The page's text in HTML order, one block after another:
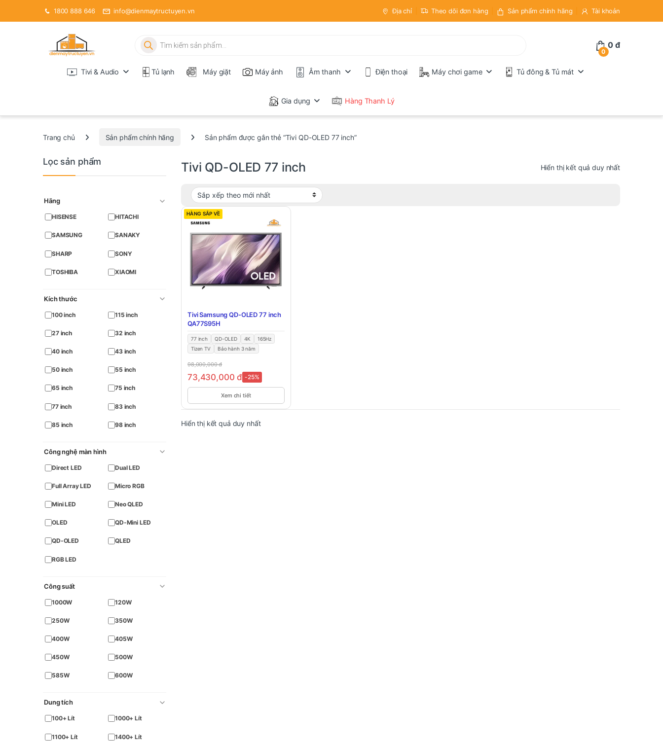
1800 888 646 info@dienmaytructuyen.vn Địa chỉ Theo dõi đơn hàng Sản phẩm chính hãng Tài khoản
Tìm kiếm sản phẩm
0
0đ
Tivi & Audio Tủ lạnh Máy giặt Máy ảnh Âm thanh Điện thoại Máy chơi game Tủ đông & Tủ mát
Gia dụng Hàng Thanh Lý
Trang chủ Sản phẩm chính hãng Sản phẩm được gắn thẻ “Tivi QD-OLED 77 inch”
Tivi QD-OLED 77 inch Hiển thị kết quả duy nhất
HÀNG SẮP VỀ
Tivi Samsung QD-OLED 77 inch
QA77S95H
77 inch QD-OLED 4K
165Hz
Tizen TV
Bảo hành 3 năm
98,000,000đ
73,430,000đ -25%
Xem chi tiết
Hiển thị kết quả duy nhất
Lọc sản phẩm
Hãng
HISENSE HITACHI
SAMSUNG SANAKY
SHARP SONY
TOSHIBA XIAOMI
Kích thước
100 inch 115 inch
27 inch 32 inch
40 inch 43 inch
50 inch 55 inch
65 inch 75 inch
77 inch 83 inch
85 inch 98 inch
Công nghệ màn hình
Direct LED Dual LED
Full Array LED Micro RGB
Mini LED Neo QLED
OLED QD-Mini LED
QD-OLED QLED
RGB LED
Công suất
1000W 120W
250W 350W
400W 405W
450W 500W
585W 600W
Dung tích
100+ Lít 1000+ Lít
1100+ Lít 1400+ Lít